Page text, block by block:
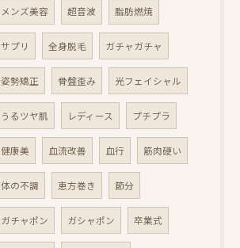
メンズ美容 超音波 脂肪燃焼
サプリ 全身脱毛 ガチャガチャ
姿勢矯正 骨盤歪み 光フェイシャル
うるツヤ肌 レディース プチプラ
健康美 血流改善 血行 筋肉硬い
体の不調 恵方巻き 節分
ガチャポン ガシャポン 卒業式